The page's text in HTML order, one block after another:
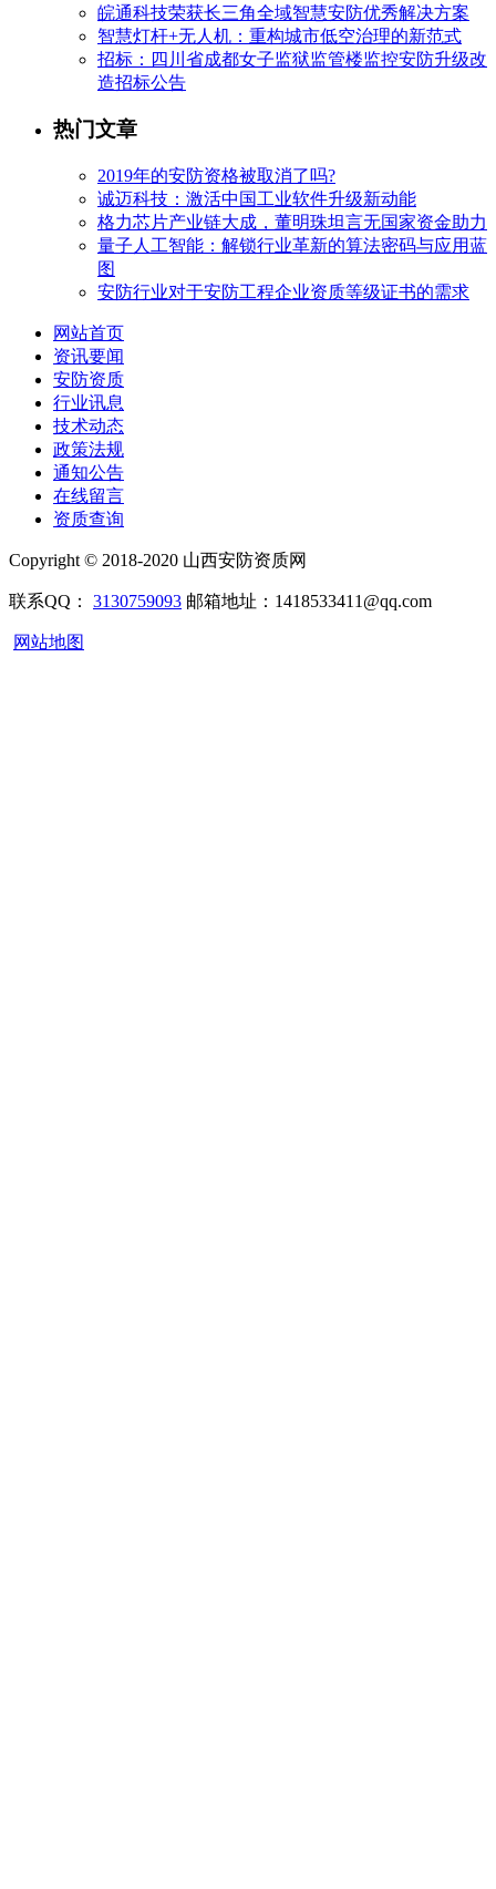
皖通科技荣获长三角全域智慧安防优秀解决方案
智慧灯杆+无人机：重构城市低空治理的新范式
招标：四川省成都女子监狱监管楼监控安防升级改
造招标公告
热门文章
2019年的安防资格被取消了吗?
诚迈科技：激活中国工业软件升级新动能
格力芯片产业链大成，董明珠坦言无国家资金助力
量子人工智能：解锁行业革新的算法密码与应用蓝
图
安防行业对于安防工程企业资质等级证书的需求
网站首页
资讯要闻
安防资质
行业讯息
技术动态
政策法规
通知公告
在线留言
资质查询
Copyright © 2018-2020 山西安防资质网
联系QQ： 3130759093 邮箱地址：1418533411@qq.com
网站地图